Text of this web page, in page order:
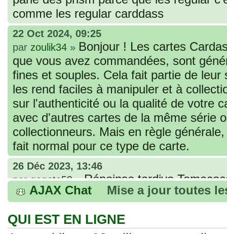
comme les regular carddass
22 Oct 2024, 09:25
par zoulik34 » Bonjour ! Les cartes
que vous avez commandées, sont
fines et souples. Cela fait partie de
les rend faciles à manipuler et à
sur l'authenticité ou la qualité de votre
avec d'autres cartes de la même série
collectionneurs. Mais en règle
fait normal pour ce type de carte.
26 Déc 2023, 13:46
pargogeta59»Répoinse tardive
acheter une réédition de cette Hondan ?
02 Juin 2023, 14:17
parTomacoco»Bonjour j'ai commandé
AJAX Chat Mise a jour toutes
QUI EST EN LIGNE